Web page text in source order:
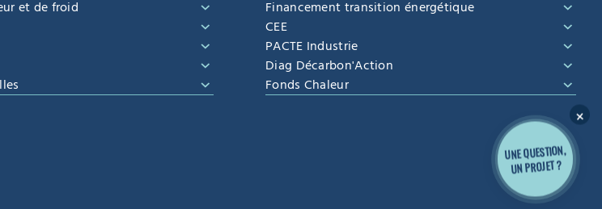
×
UNE QUESTION,
UN PROJET ?
et de froid
Financement transition énergétique
CEE
PACTE Industrie
Diag Décarbon'Action
Fonds Chaleur